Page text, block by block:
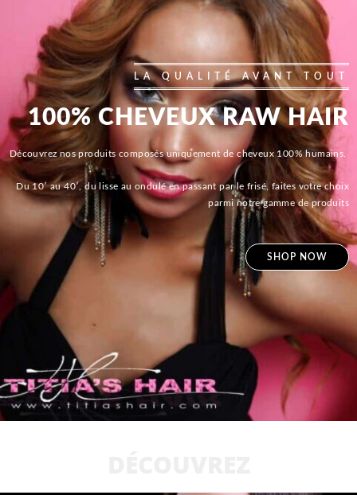
LA QUALITÉ AVANT TOUT
100% CHEVEUX RAW HAIR
Découvrez nos produits composés uniquement de cheveux 100% humains.
Du 10′ au 40′, du lisse au ondulé en passant par le frisé, faites votre choix
parmi notre gamme de produits
SHOP NOW